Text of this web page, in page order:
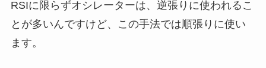
RSIに限らずオシレーターは、逆張りに使われるこ
とが多いんですけど、この手法では順張りに使い
ます。